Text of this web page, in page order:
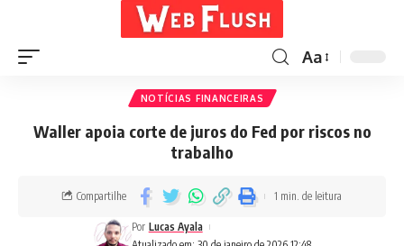
Aa
NOTÍCIAS FINANCEIRAS
Waller apoia corte de juros do Fed por riscos no
trabalho
Por Lucas Ayala
Compartilhe 1 min. de leitura